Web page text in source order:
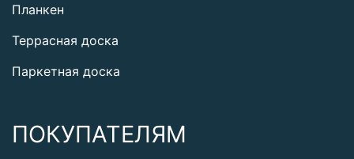
Планкен
Террасная доска
Паркетная доска
ПОКУПАТЕЛЯМ